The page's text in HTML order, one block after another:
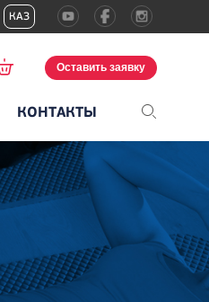
КАЗ
Оставить заявку
КОНТАКТЫ